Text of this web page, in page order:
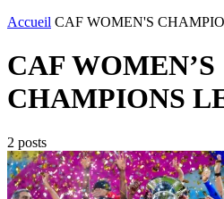
Accueil CAF WOMEN'S
CAF WOMEN’S
CHAMPIONS
2 posts